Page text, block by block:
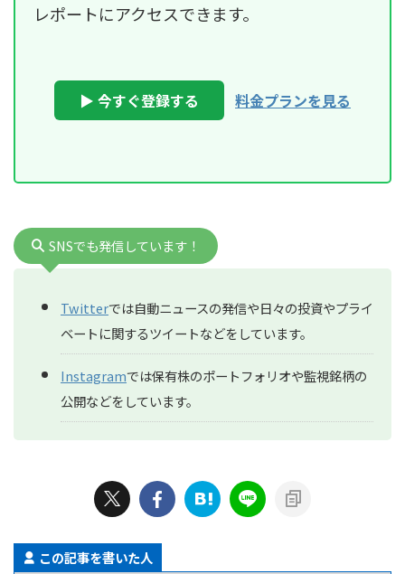
レポートにアクセスできます。
▶ 今すぐ登録する 料金プランを見る
SNSでも発信しています！
Twitterでは自動ニュースの発信や日々の投資やプライ
ベートに関するツイートなどをしています。
Instagramでは保有株のポートフォリオや監視銘柄の
公開などをしています。
この記事を書いた人